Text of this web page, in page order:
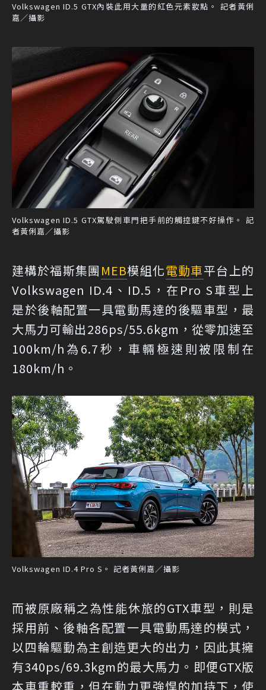
Volkswagen ID.5 GTX內裝此用大量的紅色元素妝點。 記者黃俐
嘉／攝影
Volkswagen ID.5 GTX駕駛側車門把手前的觸控鍵不好操作。 記
者黃俐嘉／攝影
建構於福斯集團 MEB模組化電動車平台上的
Volkswagen ID.4、ID.5，在Pro S車型上
是於後軸配置一具電動馬達的後驅車型，最
大馬力可輸出286ps/55.6kgm，從零加速至
100km/h為6.7秒，車輛極速則被限制在
180km/h。
Volkswagen ID.4 Pro S。 記者黃俐嘉／攝影
而被原廠稱之為性能休旅的GTX車型，則是
採用前、後軸各配置一具電動馬達的模式，
以四輪驅動為主創造更大的出力，因此其擁
有340ps/69.3kgm的最大馬力。即便GTX版
本車重較重，但在動力更強悍的加持下，使